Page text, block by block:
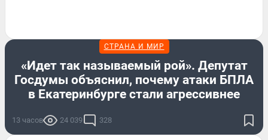
СТРАНА И МИР
«Идет так называемый рой». Депутат
Госдумы объяснил, почему атаки БПЛА
в Екатеринбурге стали агрессивнее
13 часов 24 039 328